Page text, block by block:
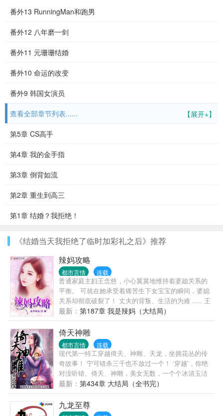
番外13 RunningMan和跑男
番外12 八年磨一剑
番外11 元珊珊结婚
番外10 命运的改变
番外9 韩国女演员
【展开+】
查看全部章节列表......
第5章 CS高手
第4章 我的金手指
第3章 倒背如流
第2章 重生到高三
第1章 结婚？我拒绝！
《结婚当天我拒绝了临时加彩礼之后》推荐
辣妈攻略
都市言情 连载
普通家庭主妇王念慈，小心翼翼地维持着婆媳关系的
平衡。 可就在她承受着痛苦生下女宝宝的瞬间，婆媳
关系却彻底破裂了！ 丈夫的背叛、生活的为难 ..... 王
念慈看着嗷嗷待哺的宝宝：这才是开始！
最新： 第187章 我是辣妈（大结局）
倚天神雕
都市言情 连载
现代第一特工穿越倚天、神雕、天龙，坐拥花丛的传
奇故事！ 宁可错杀三千也不放过一个！ ‘穿越’，你绝
对没听错。倚天、神雕，美女无数，一个个冰清玉洁
的清纯玉女，如何‘穿越’， 还等什么？赶快点击吧！
最新： 第434章 大结局（全书完）
九龙至尊